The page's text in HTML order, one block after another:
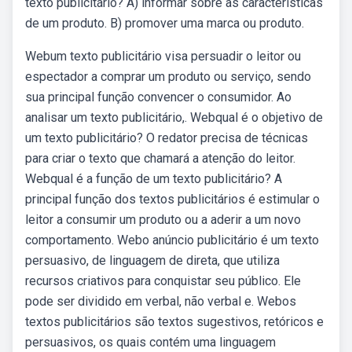
de um produto. B) promover uma marca ou produto.
Webum texto publicitário visa persuadir o leitor ou
espectador a comprar um produto ou serviço, sendo
sua principal função convencer o consumidor. Ao
analisar um texto publicitário,. Webqual é o objetivo de
um texto publicitário? O redator precisa de técnicas
para criar o texto que chamará a atenção do leitor.
Webqual é a função de um texto publicitário? A
principal função dos textos publicitários é estimular o
leitor a consumir um produto ou a aderir a um novo
comportamento. Webo anúncio publicitário é um texto
persuasivo, de linguagem de direta, que utiliza
recursos criativos para conquistar seu público. Ele
pode ser dividido em verbal, não verbal e. Webos
textos publicitários são textos sugestivos, retóricos e
persuasivos, os quais contém uma linguagem